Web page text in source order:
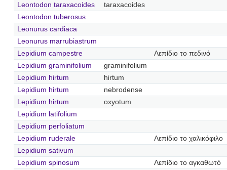
Leontodon taraxacoides
taraxacoides
Leontodon tuberosus
Leonurus cardiaca
Leonurus marrubiastrum
Lepidium campestre
Λεπίδιο το πεδινό
Lepidium graminifolium
graminifolium
Lepidium hirtum
hirtum
Lepidium hirtum
nebrodense
Lepidium hirtum
oxyotum
Lepidium latifolium
Lepidium perfoliatum
Lepidium ruderale
Λεπίδιο το χαλικόφιλο
Lepidium sativum
Lepidium spinosum
Λεπίδιο το αγκαθωτό